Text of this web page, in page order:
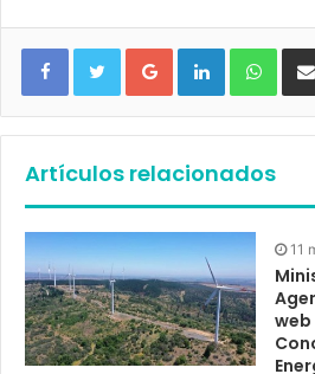
Google+ LinkedIn WhatsApp
Artículos relacionados
11